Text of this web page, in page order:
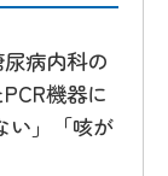
病内科の
機器に
い」「咳が